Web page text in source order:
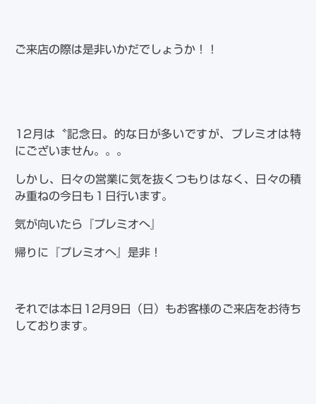
ご来店の際は是非いかだでしょうか！！
12月は〝記念日〟的な日が多いですが、プレミオは特
にございません。。。
しかし、日々の営業に気を抜くつもりはなく、日々の積
み重ねの今日も１日行います。
気が向いたら『プレミオへ』
帰りに『プレミオへ』是非！
それでは本日12月9日（日）もお客様のご来店をお待ち
しております。